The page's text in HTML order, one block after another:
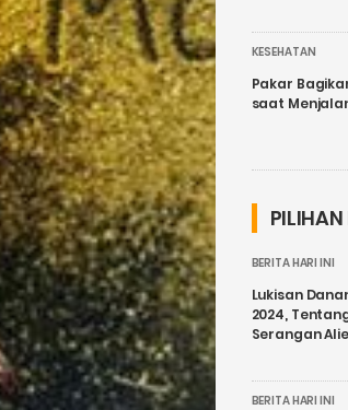
KESEHATAN
Pakar
saat
PILIHAN
BERITA HARI INI
Lukisan
2024,
Serangan
BERITA HARI INI